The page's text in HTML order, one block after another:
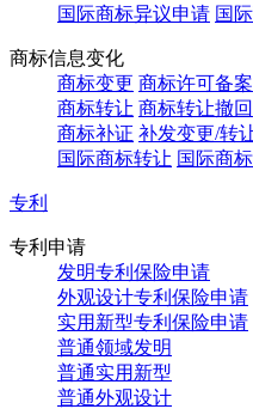
国际商标异议申请 国
商标信息变化
商标变更 商标许可备案
商标转让 商标转让撤回
商标补证 补发变更/转
国际商标转让 国际商
专利
专利申请
发明专利保险申请
外观设计专利保险申请
实用新型专利保险申请
普通领域发明
普通实用新型
普通外观设计